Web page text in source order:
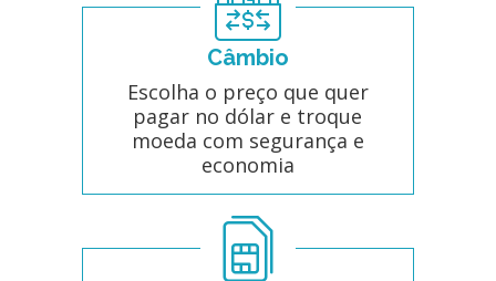
Câmbio
Escolha o preço que quer
pagar no dólar e troque
moeda com segurança e
economia